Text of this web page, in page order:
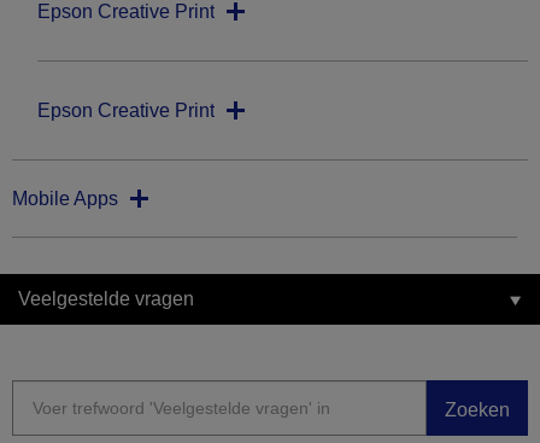
Epson Creative Print
Epson Creative Print
Mobile Apps
Veelgestelde vragen
Zoeken